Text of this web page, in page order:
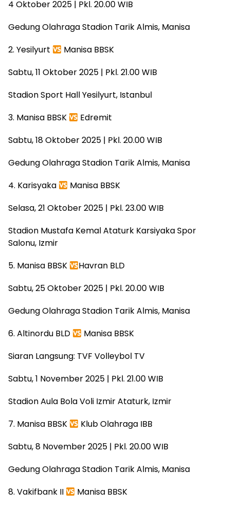
4 Oktober 2025 | Pkl. 20.00 WIB
Gedung Olahraga Stadion Tarik Almis, Manisa
2. Yesilyurt
Manisa BBSK
Sabtu, 11 Oktober 2025 | Pkl. 21.00 WIB
Stadion Sport Hall Yesilyurt, Istanbul
3. Manisa BBSK
Edremit
Sabtu, 18 Oktober 2025 | Pkl. 20.00 WIB
Gedung Olahraga Stadion Tarik Almis, Manisa
4. Karisyaka
Manisa BBSK
Selasa, 21 Oktober 2025 | Pkl. 23.00 WIB
Stadion Mustafa Kemal Ataturk Karsiyaka Spor
Salonu, Izmir
5. Manisa BBSK
Havran BLD
Sabtu, 25 Oktober 2025 | Pkl. 20.00 WIB
Gedung Olahraga Stadion Tarik Almis, Manisa
6. Altinordu BLD
Manisa BBSK
Siaran Langsung: TVF Volleybol TV
Sabtu, 1 November 2025 | Pkl. 21.00 WIB
Stadion Aula Bola Voli Izmir Ataturk, Izmir
7. Manisa BBSK
Klub Olahraga IBB
Sabtu, 8 November 2025 | Pkl. 20.00 WIB
Gedung Olahraga Stadion Tarik Almis, Manisa
8. Vakifbank II
Manisa BBSK